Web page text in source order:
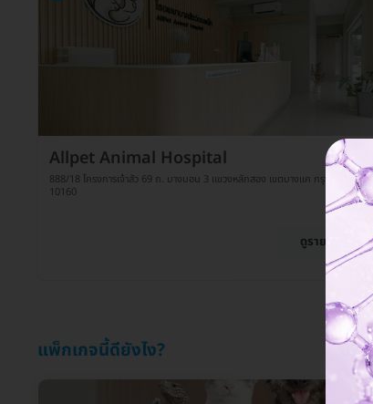
Allpet Animal Hospital
888/18 โครงการเจ้าสัว 69 ถ. บางบอน 3 แขวงหลักสอง เขตบางแค กรุงเทพมหานคร
10160
ดูรายละเอียด
แพ็กเกจนี้ดียังไง?